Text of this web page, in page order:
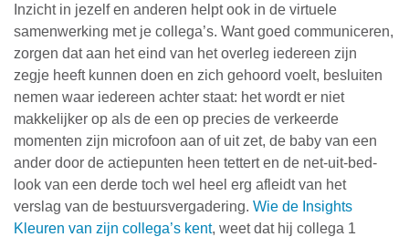
Inzicht in jezelf en anderen helpt ook in de virtuele
samenwerking met je collega’s. Want goed communiceren,
zorgen dat aan het eind van het overleg iedereen zijn
zegje heeft kunnen doen en zich gehoord voelt, besluiten
nemen waar iedereen achter staat: het wordt er niet
makkelijker op als de een op precies de verkeerde
momenten zijn microfoon aan of uit zet, de baby van een
ander door de actiepunten heen tettert en de net-uit-bed-
look van een derde toch wel heel erg afleidt van het
verslag van de bestuursvergadering. Wie de Insights
Kleuren van zijn collega’s kent, weet dat hij collega 1